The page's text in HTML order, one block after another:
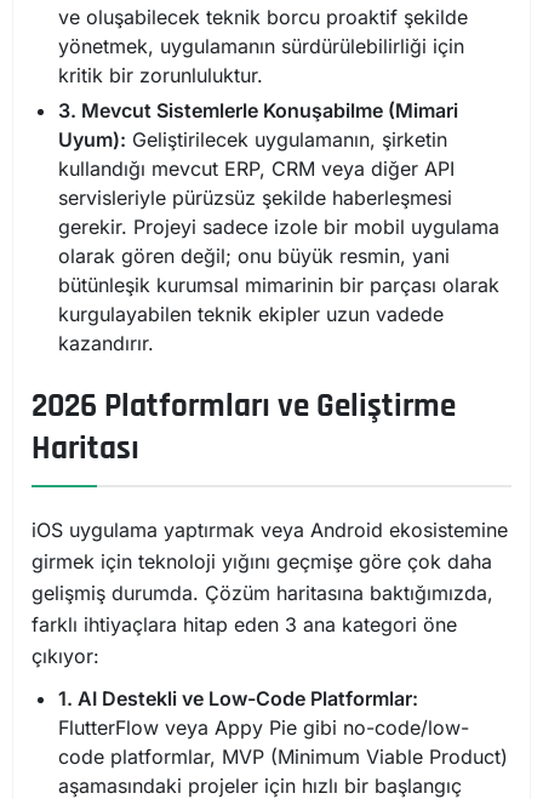
ve oluşabilecek teknik borcu proaktif şekilde
yönetmek, uygulamanın sürdürülebilirliği için
kritik bir zorunluluktur.
3. Mevcut Sistemlerle Konuşabilme (Mimari
Uyum): Geliştirilecek uygulamanın, şirketin
kullandığı mevcut ERP, CRM veya diğer API
servisleriyle pürüzsüz şekilde haberleşmesi
gerekir. Projeyi sadece izole bir mobil uygulama
olarak gören değil; onu büyük resmin, yani
bütünleşik kurumsal mimarinin bir parçası olarak
kurgulayabilen teknik ekipler uzun vadede
kazandırır.
2026 Platformları ve Geliştirme
Haritası
iOS uygulama yaptırmak veya Android ekosistemine
girmek için teknoloji yığını geçmişe göre çok daha
gelişmiş durumda. Çözüm haritasına baktığımızda,
farklı ihtiyaçlara hitap eden 3 ana kategori öne
çıkıyor:
1. AI Destekli ve Low-Code Platformlar:
FlutterFlow veya Appy Pie gibi no-code/low-
code platformlar, MVP (Minimum Viable Product)
aşamasındaki projeler için hızlı bir başlangıç